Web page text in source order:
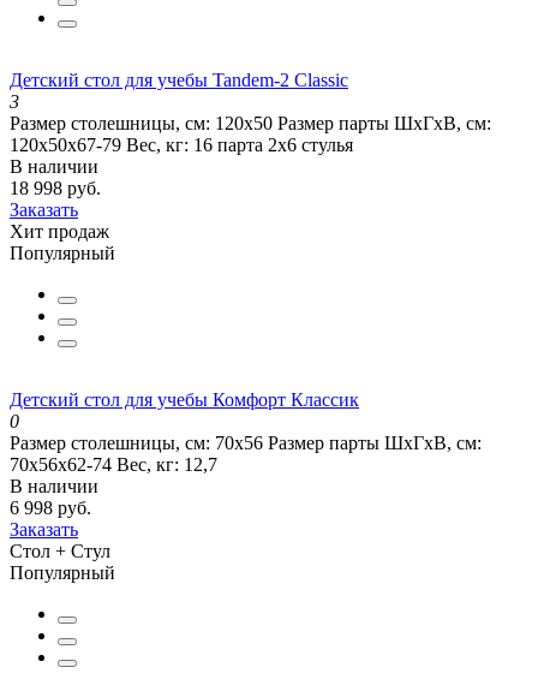
Детский стол для учебы Tandem-2 Classic
3
Размер столешницы, см: 120х50 Размер парты ШхГхВ, см:
120х50х67-79 Вес, кг: 16 парта 2х6 стулья
В наличии
18 998 руб.
Заказать
Хит продаж
Популярный
Детский стол для учебы Комфорт Классик
0
Размер столешницы, см: 70х56 Размер парты ШхГхВ, см:
70х56х62-74 Вес, кг: 12,7
В наличии
6 998 руб.
Заказать
Стол + Стул
Популярный